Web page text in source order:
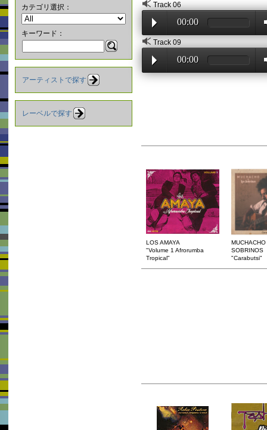
カテゴリ選択：
キーワード：
アーティストで探す
レーベルで探す
Track 06
00:00
Track 09
00:00
LOS AMAYA
"Volume 1 Afrorumba
Tropical"
SOBRINOS
"Carabutsi"